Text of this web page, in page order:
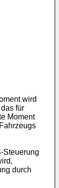
wird
für
Moment
Steuerung
durch